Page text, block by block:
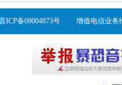
ICP备09004873号 增值电信业务